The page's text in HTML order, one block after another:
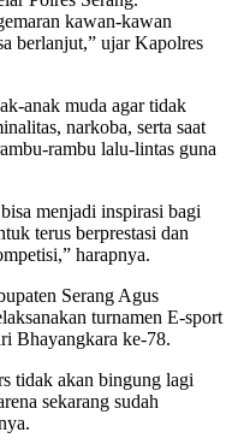
kawan-kawan
berlanjut,” ujar Kapolres
anak muda agar tidak
narkoba, serta saat
rambu lalu-lintas guna
menjadi inspirasi bagi
terus berprestasi dan
harapnya.
Serang Agus
turnamen E-sport
Bhayangkara ke-78.
tidak akan bingung lagi
sekarang sudah